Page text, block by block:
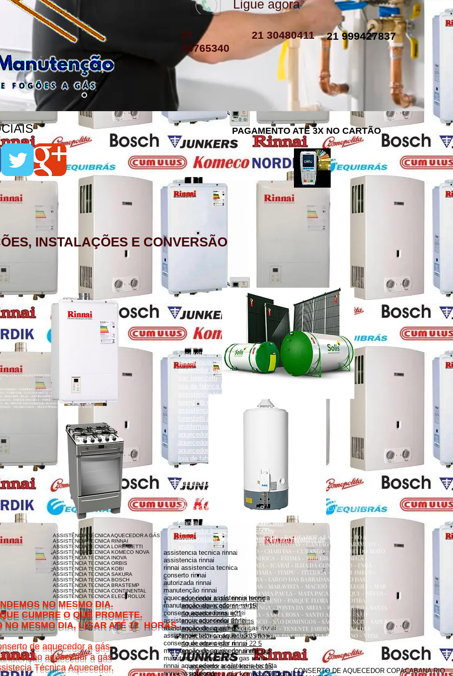
aquecedor a gás komeco 15l
aquecedor a gás komeco 20l digital
ASSISTÊNCIA TÉCNICA AQUECEDOR A GÁS
ASSISTÊNCIA TÉCNICA RINNAI
ASSISTÊNCIA TÉCNICA LORENZETTI
ASSISTÊNCIA TÉCNICA KOMECO NOVA
ASSISTÊNCIA TÉCNICA INOVA
ASSISTÊNCIA TÉCNICA ORBIS
ASSISTÊNCIA TÉCNICA KOBI
ASSISTÊNCIA TÉCNICA SAKURA
ASSISTÊNCIA TÉCNICA BOSCH
ASSISTÊNCIA TÉCNICA BRASTEMP
ASSISTÊNCIA TÉCNICA CONTINENTAL
ASSISTÊNCIA TÉCNICA ELECTROLUX
resistencia de boiler eletrico
resistencia eletrica boiler
resistencia para boiler preço
resistencia boiler komeco
aquecedor a gás rinnai preço
aquecedor a gás rinnai 15l
aquecedor rinnai e21
aquecedor rinnai 21 litros
aquecedor a gás preço
aquecedor a gás rinnai 35 litros
aquecedor a gás rinnai 22 5
aquecedor a gás rinnai manual
Ligue agora
21
34765340
21 30480411 21 999427837
CONSERTO DE AQUECEDOR COPACABANA RIO
assistencia tecnica rinnai
assistencia rinnai
rinnai assistencia tecnica
conserto rinnai
autorizada rinnai
manutenção rinnai
aquecedor rinnai assistencia tecnica
manutenção aquecedores rinnai
conserto aquecedores rinnai
assistencia aquecedor rinnai
manutenção de aquecedor a gas rinnai
assistencia tecnica aquecedor rinnai
conserto de aquecedor rinnai
manutenção de aquecedor rinnai
manutenção aquecedor a gas rinnai
rinnai aquecedores assistencia tecnica
rinnai assistencia
PAGAMENTO ATÉ 3X NO CARTÃO
INSTALAÇÕES E CONVERSÃO
aquecedor lorenzetti vazando
lorenzetti assistência técnica
assistência técnica chuveiro lorenzetti rj
aquecedor lorenzetti não esquenta muito
sac lorenzetti
loja de fabrica lorenzetti
assistência técnica lorenzetti lapa
lorenzetti garantia
assistência técnica chuveiro lorenzetti rj
lorenzetti assistência técnica
problemas com aquecedor a gás lorenzetti
aquecedor lorenzetti manual
aquecedor a gás lorenzetti
aquecedor a gás lorenzetti 15l
loja de fabrica lorenzetti
lorenzetti garantia
como instalar aquecedor versátil lorenzetti
como instalar aquecedor lorenzetti em torneira
monocomando
manual aquecedor lorenzetti
aquecedor lorenzetti 110v
aquecedor lorenzetti água da rua
manual aquecedor versátil lorenzetti
aquecedor lorenzetti 220v 5500w
como instalar aquecedor lorenzetti em lavatório de
salão
INSTALAÇÃO ASSISTÊNCIA TÉCNICA RUA PORTO FELIZ 371
RIBEIRO - CAMPINHO - CAVALCANTI - CASCADURA - COELHO
- CORDOVIL - COSTA BARROS - ENGENHO LEAL - ENGENHO DA
- INHAÚMA - IRAJÁ - JARDIM AMÉRICA - MADUREIRA - MARECHAL
- PARQUE ANCHIETA - PARQUE COLÚMBIA - PAVUNA - PENHA
- RICARDO DE ALBUQUERQUE - ROCHA MIRANDA - TOMÁS COELHO
- VIGÁRIO GERAL - VILA DA PENHA - VILA KOSMOS - VISTA
AQUECEDOR A GÁS, CONSERTO, MANUTENÇÃO,
INSTALAÇÃO, ASSISTÊNCIA TÉCNICA RUA ERNANI
AMARAL PEIXOTO 252 CENTRO NITERÓI
NITERÓI RJ
ATALAIA - BADU - BALDEADOR - BARRETO - BOA
VIAGEM - CAMBOINHAS - CANTAGALO - CARAMUJO -
CENTRO - CHARITAS - CUBANGO - ENGENHO DO MATO
- ENGENHOCA - FÁTIMA - FIGUEIRA - FONSECA -
GRAGOATÁ - ICARAÍ - ILHA DA CONCEIÇÃO - INGÁ -
ITACOATIARA - ITAIPU - ITITIOCA - JARDIM IMBUÍ -
JURUJUBA - LARGO DAS BARRADAS - LARGO DAS
BATALHAS - MARAVISTA - MACEIÓ - MAR ALEGRE - MAR
AZUL - MARIA PAULA - MATA PACA - MURIQUI - NEVES -
PADRE PEQUENO - PARQUE FLORA - PENDOTIBA -
PIRATININGA - PONTA DA AREIA - RIO DO OURO - SANTA
BÁRBARA - SANTA ROSA - SANTO ANTÔNIO - SÃO
FRANCISCO - SÃO DOMINGOS - SÃO LOURENÇO - SAPÊ -
SERRA GRANDE - TENENTE JARDIM - VARZEA DAS
MOÇAS - VENDA DA CRUZ - VILA PROGRESSO - VITAL
BRASIL
DIA.
QUE PROMETE.
DIA, LIGAR ATÉ 12 HORAS.
de aquecedor a gás.
aquecedor a gás
Técnica Aquecedor,